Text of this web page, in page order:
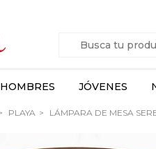
HOMBRES JÓVENES
PLAYA LÁMPARA DE MESA